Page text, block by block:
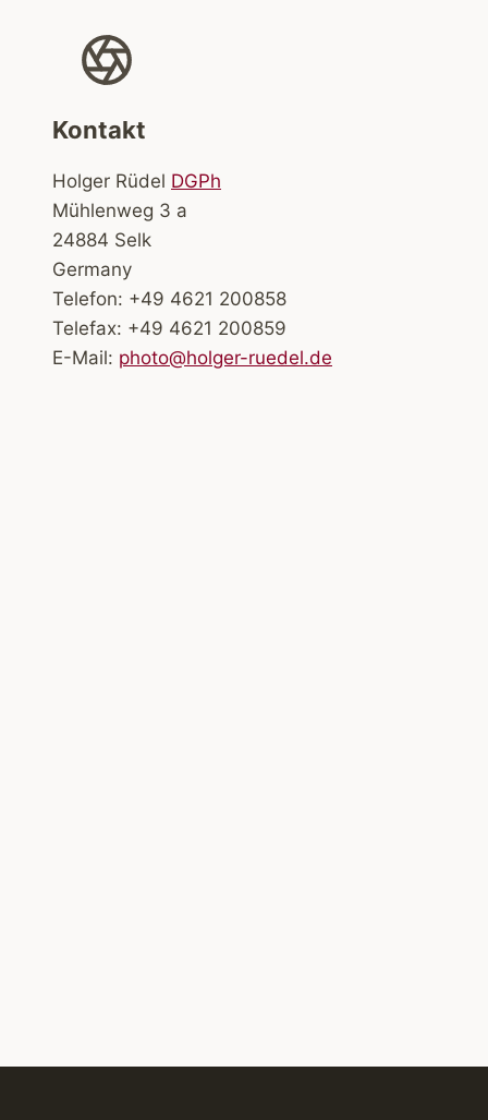
Kontakt
Holger Rüdel DGPh
Mühlenweg 3 a
24884 Selk
Germany
Telefon: +49 4621 200858
Telefax: +49 4621 200859
E-Mail: photo@holger-ruedel.de